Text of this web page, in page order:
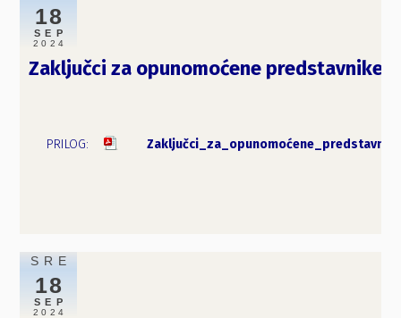
18
SEP
2024
Zaključci za opunomoćene predstavnike
SRE
18
SEP
2024